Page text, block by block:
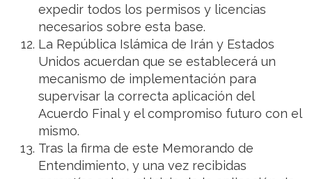
expedir todos los permisos y licencias
necesarios sobre esta base.
La República Islámica de Irán y Estados
Unidos acuerdan que se establecerá un
mecanismo de implementación para
supervisar la correcta aplicación del
Acuerdo Final y el compromiso futuro con el
mismo.
Tras la firma de este Memorando de
Entendimiento, y una vez recibidas